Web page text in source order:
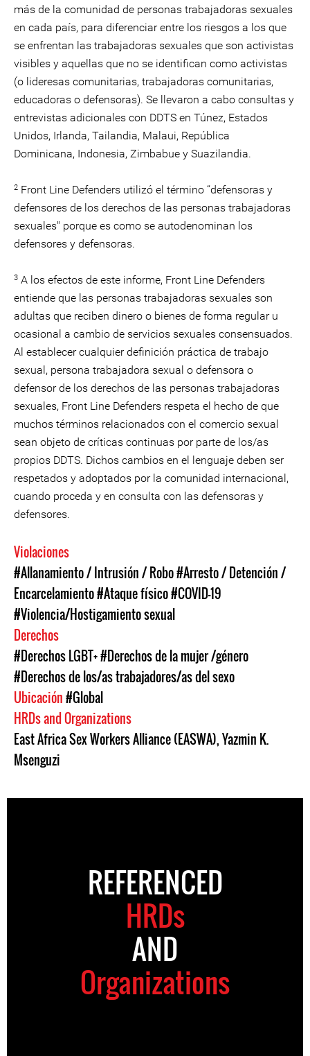
más de la comunidad de personas trabajadoras sexuales
en cada país, para diferenciar entre los riesgos a los que
se enfrentan las trabajadoras sexuales que son activistas
visibles y aquellas que no se identifican como activistas
(o lideresas comunitarias, trabajadoras comunitarias,
educadoras o defensoras). Se llevaron a cabo consultas y
entrevistas adicionales con DDTS en Túnez, Estados
Unidos, Irlanda, Tailandia, Malaui, República
Dominicana, Indonesia, Zimbabue y Suazilandia.
2 Front Line Defenders utilizó el término “defensoras y
defensores de los derechos de las personas trabajadoras
sexuales" porque es como se autodenominan los
defensores y defensoras.
3 A los efectos de este informe, Front Line Defenders
entiende que las personas trabajadoras sexuales son
adultas que reciben dinero o bienes de forma regular u
ocasional a cambio de servicios sexuales consensuados.
Al establecer cualquier definición práctica de trabajo
sexual, persona trabajadora sexual o defensora o
defensor de los derechos de las personas trabajadoras
sexuales, Front Line Defenders respeta el hecho de que
muchos términos relacionados con el comercio sexual
sean objeto de críticas continuas por parte de los/as
propios DDTS. Dichos cambios en el lenguaje deben ser
respetados y adoptados por la comunidad internacional,
cuando proceda y en consulta con las defensoras y
defensores.
Violaciones
#Allanamiento / Intrusión / Robo#Arresto / Detención /
Encarcelamiento#Ataque físico#COVID-19
#Violencia/Hostigamiento sexual
Derechos
#Derechos LGBT+#Derechos de la mujer /género
#Derechos de los/as trabajadores/as del sexo
Ubicación#Global
HRDs and Organizations
East Africa Sex Workers Alliance (EASWA),Yazmin K.
Msenguzi
REFERENCED
HRDs
AND
Organizations